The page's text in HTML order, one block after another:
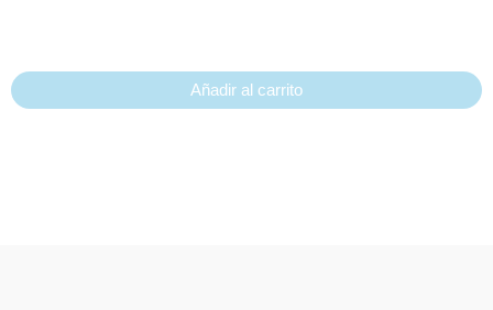
Añadir al carrito